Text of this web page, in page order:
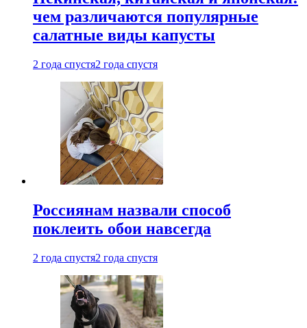
чем различаются популярные
салатные виды капусты
2 года спустя2 года спустя
Россиянам назвали способ
поклеить обои навсегда
2 года спустя2 года спустя